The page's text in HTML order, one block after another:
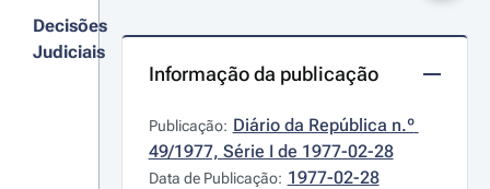
Decisões
Judiciais
Informação da publicação
Publicação: Diário da República n.º
49/1977, Série I de 1977-02-28
Data de Publicação: 1977-02-28